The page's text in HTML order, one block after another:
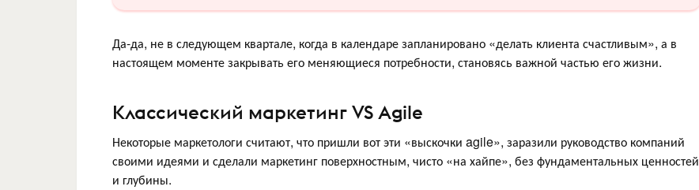
Да-да, не в следующем квартале, когда в календаре запланировано «делать клиента счастливым», а в
настоящем моменте закрывать его меняющиеся потребности, становясь важной частью его жизни.
Классический маркетинг VS Agile
Некоторые маркетологи считают, что пришли вот эти «выскочки agile», заразили руководство компаний
своими идеями и сделали маркетинг поверхностным, чисто «на хайпе», без фундаментальных ценностей
и глубины.